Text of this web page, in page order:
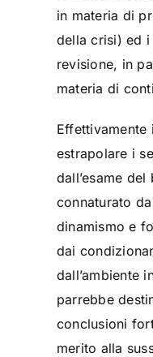
in materia di
della crisi) ed
revisione, in
materia di
Effettivamente
estrapolare i
dall’esame
connaturato
dinamismo e
dai
dall’ambiente
parrebbe
conclusioni
merito alla